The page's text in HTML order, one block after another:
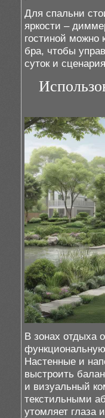
Для спальни
яркости –
гостиной можно
бра, чтобы
суток и
В зонах отдыха
Настенные и
выстроить
и визуальный
текстильными
утомляет глаза